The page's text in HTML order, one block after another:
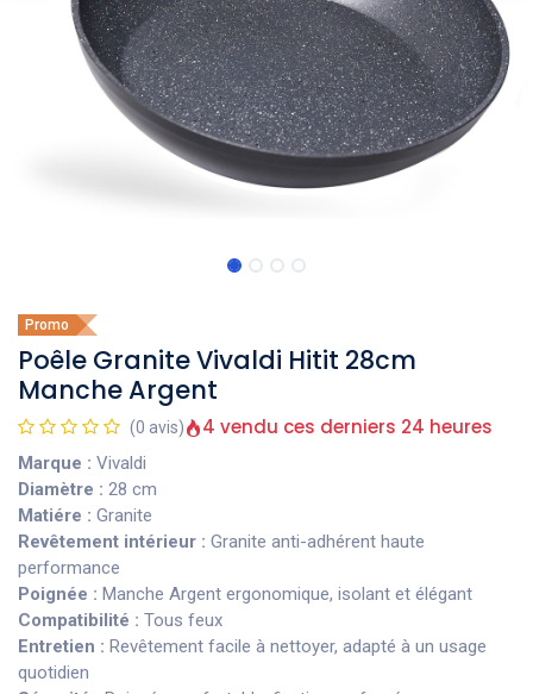
Promo
Poêle Granite Vivaldi Hitit 28cm
Manche Argent
(0 avis) 4 vendu ces derniers 24 heures
Marque : Vivaldi
Diamètre : 28 cm
Matiére : Granite
Revêtement intérieur : Granite anti-adhérent haute
performance
Poignée : Manche Argent ergonomique, isolant et élégant
Compatibilité : Tous feux
Entretien : Revêtement facile à nettoyer, adapté à un usage
quotidien